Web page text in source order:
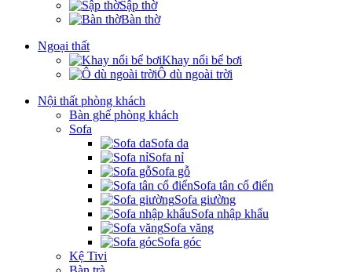
Sập thờ
Bàn thờ
Ngoại thất
Khay nổi bể bơi
Ô dù ngoài trời
Nội thất phòng khách
Bàn ghế phòng khách
Sofa
Sofa da
Sofa nỉ
Sofa gỗ
Sofa tân cổ điển
Sofa giường
Sofa nhập khẩu
Sofa văng
Sofa góc
Kệ Tivi